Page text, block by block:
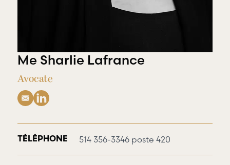
Me Sharlie Lafrance
Avocate
TÉLÉPHONE 514 356-3346 poste 420